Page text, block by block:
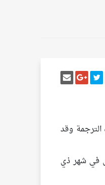
شارك على فيسبوك
أنشر تغريدةشارك على غوغل بلس
وقد
في شهر ذي